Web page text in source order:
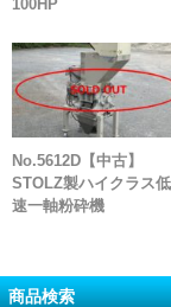
100HP
No.5612D【中古】
STOLZ製ハイクラス低
速一軸粉砕機
商品検索